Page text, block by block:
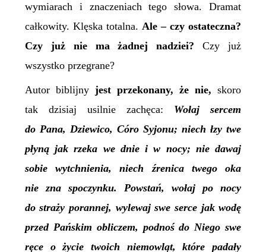
wymiarach i znaczeniach tego słowa. Dramat
całkowity. Klęska totalna. Ale – czy ostateczna?
Czy już nie ma żadnej nadziei? Czy już
wszystko przegrane?
Autor biblijnyjest przekonany, że nie, skoro
tak dzisiaj usilniezachęca: Wołaj sercem
do Pana, Dziewico, Córo Syjonu; niech łzy twe
płyną jak rzeka we dnie i w nocy; nie dawaj
sobie wytchnienia, niech źrenica twego oka
nie zna spoczynku. Powstań, wołaj po nocy
do straży porannej, wylewaj swe serce jak wodę
przed Pańskim obliczem, podnoś do Niego swe
ręce o życie twoich niemowląt, które padały